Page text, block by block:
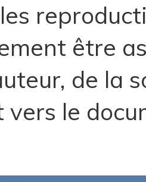
être
de la
vers le